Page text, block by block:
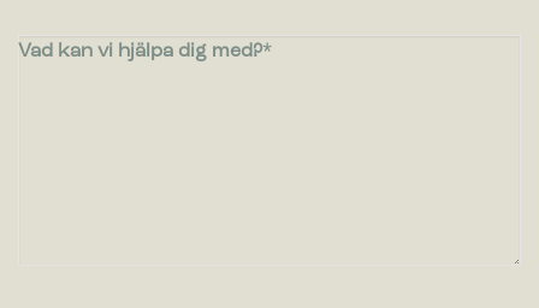
Vad kan vi hjälpa dig med?